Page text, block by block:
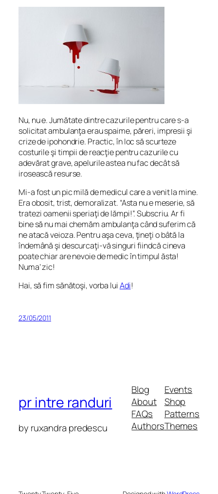
Nu, nu e. Jumătate dintre cazurile pentru care s-a
solicitat ambulanţa erau spaime, păreri, impresii şi
crize de ipohondrie. Practic, în loc să scurteze
costurile şi timpii de reacţie pentru cazurile cu
adevărat grave, apelurile astea nu fac decât să
irosească resurse.
Mi-a fost un pic milă de medicul care a venit la mine.
Era obosit, trist, demoralizat. “Asta nu e meserie, să
tratezi oamenii speriaţi de lămpi!”. Subscriu. Ar fi
bine să nu mai chemăm ambulanţa când suferim că
ne atacă veioza. Pentru aşa ceva, ţineţi o bâtă la
îndemână şi descurcaţi-vă singuri fiindcă cineva
poate chiar are nevoie de medic în timpul ăsta!
Numa’ zic!
Hai, să fim sănătoşi, vorba luiAdi!
23/05/2011
pr intre randuri
by ruxandra predescu
Blog
About
FAQs
Authors
Events
Shop
Patterns
Themes